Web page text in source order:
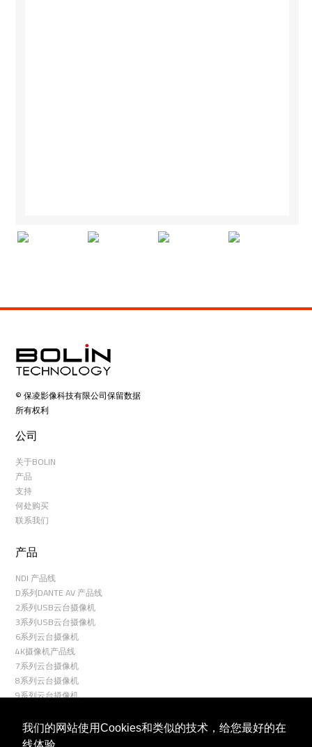
我们的网站使用Cookies和类似的技术，给您最好的在
线体验。
© 保凌影像科技有限公司保留数据
所有权利
公司
关于BOLIN
产品
支持
何处购买
联系我们
产品
NDI 产品线
D系列DANTE AV 产品线
2系列USB云台摄像机
3系列USB云台摄像机
6系列云台摄像机
4K摄像机产品线
7系列云台摄像机
8系列云台摄像机
9系列云台摄像机
室外云台摄像机
云台控制器